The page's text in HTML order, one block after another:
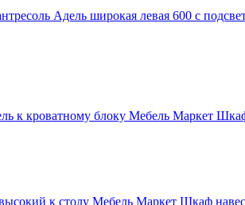
Мебель Маркет
Мебель Маркет Шкаф